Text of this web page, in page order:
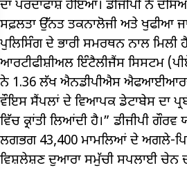
ਦਾ ਪਰਦਾਫਾਸ਼ ਹੋਇਆ। ਡੀਜੀਪੀ ਨੇ
ਸਫ਼ਲਤਾ ਉੱਨਤ ਤਕਨਾਲੋਜੀ ਅਤੇ ਖੁਫੀਆ
ਪੁਲਿਸਿੰਗ ਦੇ ਭਾਰੀ ਸਮਰਥਨ ਨਾਲ ਮਿਲੀ
ਆਰਟੀਫੀਸ਼ੀਅਲ ਇੰਟੈਲੀਜੈਂਸ ਸਿਸਟਮ
ਨੇ 1.36 ਲੱਖ ਐਨਡੀਪੀਐਸ
ਵੌਇਸ ਸੈਂਪਲਾਂ ਦੇ ਵਿਆਪਕ ਡੇਟਾਬੇਸ ਦਾ
ਵਿੱਚ ਕ੍ਰਾਂਤੀ ਲਿਆਂਦੀ ਹੈ।” ਡੀਜੀਪੀ
ਲਗਭਗ 43,400 ਮਾਮਲਿਆਂ ਦੇ ਅਗਲੇ-
ਵਿਸ਼ਲੇਸ਼ਣ ਦੁਆਰਾ ਸਮੁੱਚੀ ਸਪਲਾਈ ਚੇਨ